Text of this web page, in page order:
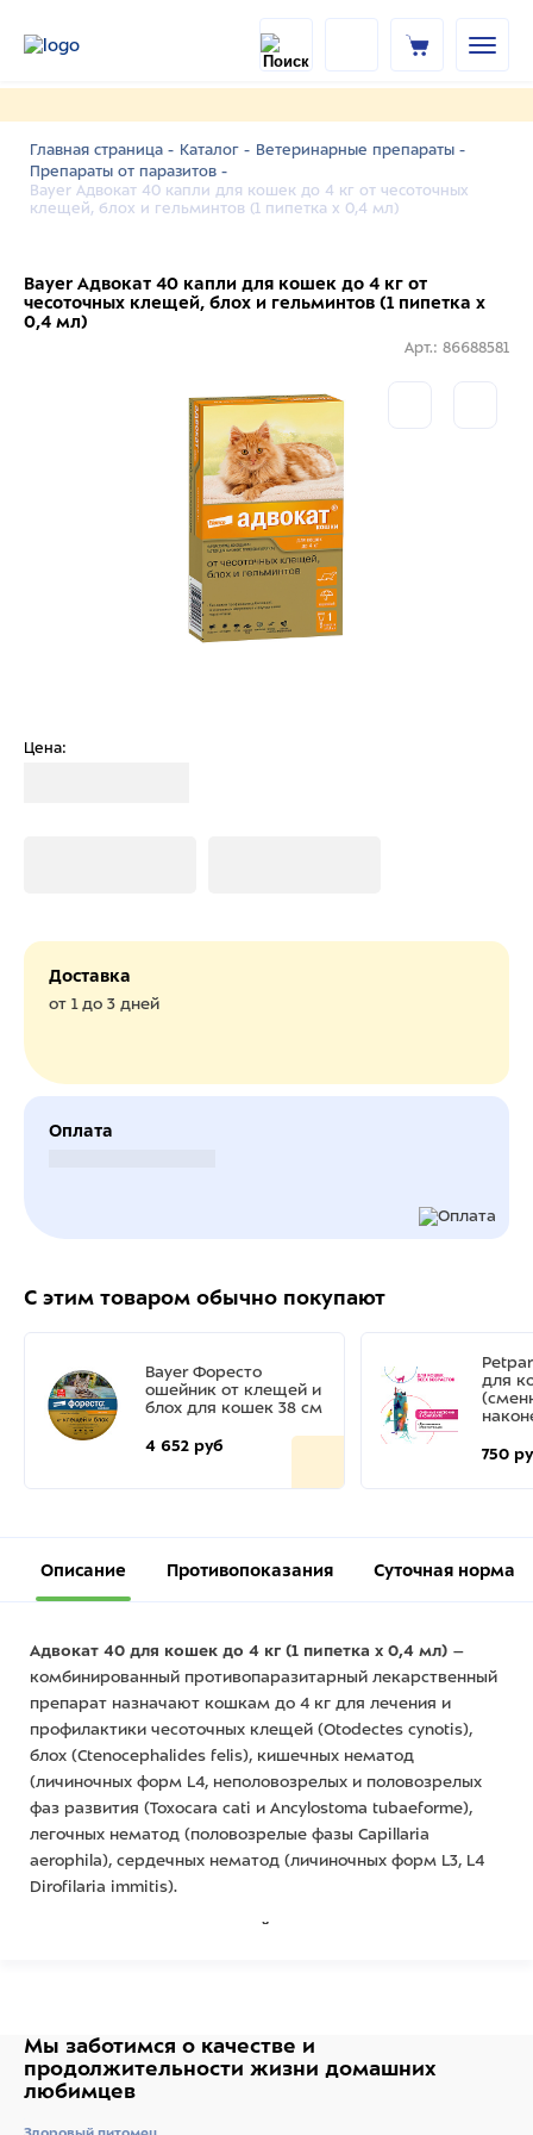
Главная страница - Каталог - Ветеринарные препараты -
Препараты от паразитов -
Bayer Адвокат 40 капли для кошек до 4 кг от чесоточных
клещей, блох и гельминтов (1 пипетка х 0,4 мл)
Bayer Адвокат 40 капли для кошек до 4 кг от
чесоточных клещей, блох и гельминтов (1 пипетка х
0,4 мл)
Арт.: 86688581
Цена:
Доставка
от 1 до 3 дней
Оплата
С этим товаром обычно покупают
Bayer Форесто
ошейник от клещей и
блох для кошек 38 см
4 652 руб
для
750
Описание Противопоказания Суточная норма
Адвокат 40 для кошек до 4 кг (1 пипетка х 0,4 мл) –
комбинированный противопаразитарный лекарственный
препарат назначают кошкам до 4 кг для лечения и
профилактики чесоточных клещей (Otodectes cynotis),
блох (Ctenocephalides felis), кишечных нематод
(личиночных форм L4, неполовозрелых и половозрелых
фаз развития (Toxocara cati и Ancylostoma tubaeforme),
легочных нематод (половозрелые фазы Capillaria
aerophila), сердечных нематод (личиночных форм L3, L4
Dirofilaria immitis).
Моксидектин связывается с постсинаптическими
рецепторами, вызывает нарушение мышечной
иннервации, паралич и гибель эктопаразитов и нематод.
Мы заботимся о качестве и
продолжительности жизни домашних
любимцев